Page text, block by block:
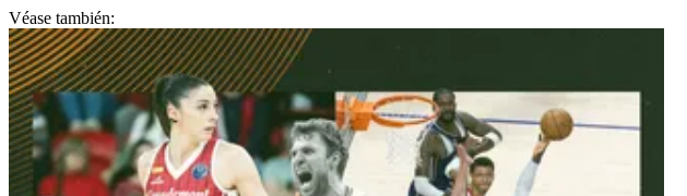
Véase también: